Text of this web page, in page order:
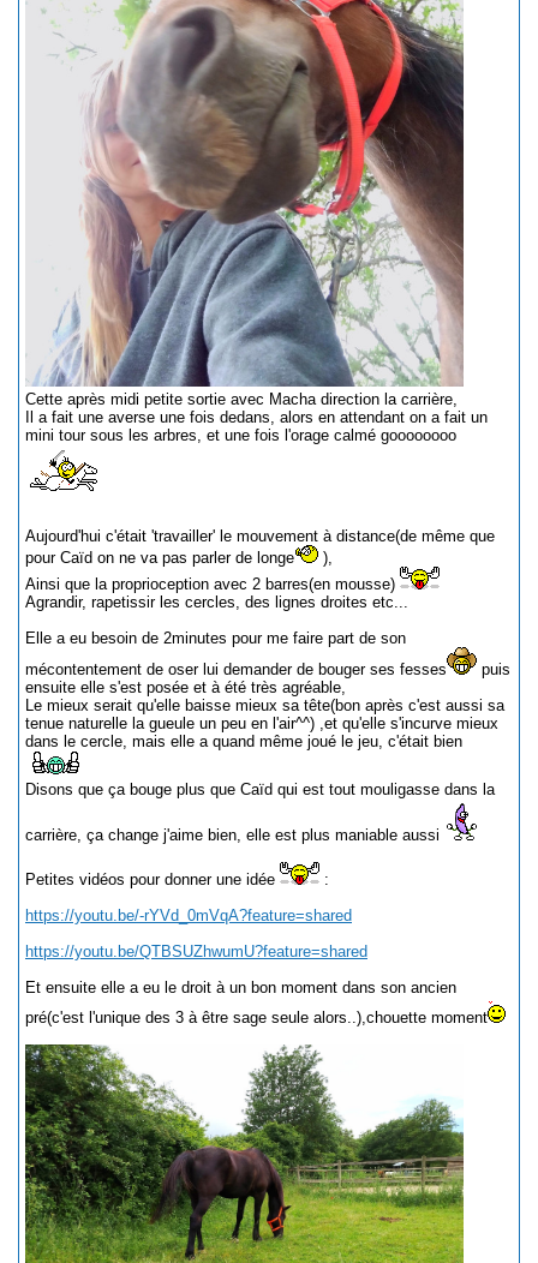
Cette après midi petite sortie avec Macha direction la carrière,
Il a fait une averse une fois dedans, alors en attendant on a fait un
mini tour sous les arbres, et une fois l'orage calmé goooooooo
Aujourd'hui c'était 'travailler' le mouvement à distance(de même que
pour Caïd on ne va pas parler de longe
),
Ainsi que la proprioception avec 2 barres(en mousse)
Agrandir, rapetissir les cercles, des lignes droites etc...
Elle a eu besoin de 2minutes pour me faire part de son
mécontentement de oser lui demander de bouger ses fesses
puis
ensuite elle s'est posée et à été très agréable,
Le mieux serait qu'elle baisse mieux sa tête(bon après c'est aussi sa
tenue naturelle la gueule un peu en l'air^^) ,et qu'elle s'incurve mieux
dans le cercle, mais elle a quand même joué le jeu, c'était bien
Disons que ça bouge plus que Caïd qui est tout mouligasse dans la
carrière, ça change j'aime bien, elle est plus maniable aussi
Petites vidéos pour donner une idée
:
https://youtu.be/-rYVd_0mVqA?feature=shared
https://youtu.be/QTBSUZhwumU?feature=shared
Et ensuite elle a eu le droit à un bon moment dans son ancien
pré(c'est l'unique des 3 à être sage seule alors..),chouette moment